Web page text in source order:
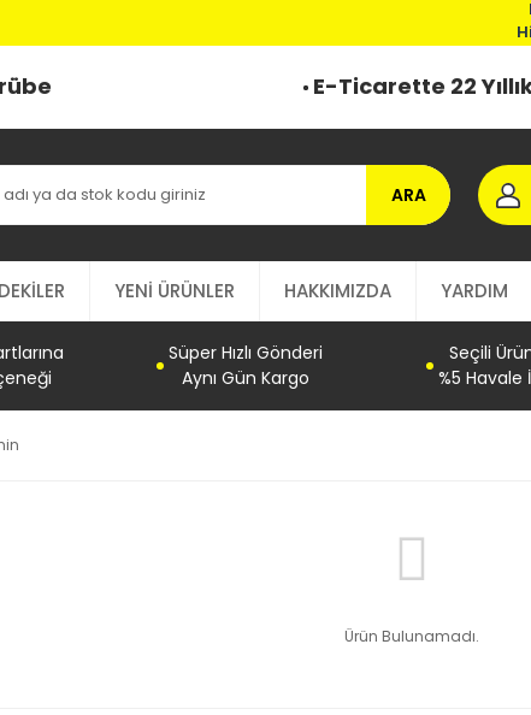
E-Ticarette 22
ARA
YENİ ÜRÜNLER HAKKIMIZDA YARDIM
Süper Hızlı Gönderi
Aynı Gün Kargo
Seçili
%5 Havale
Ürün Bulunamadı.